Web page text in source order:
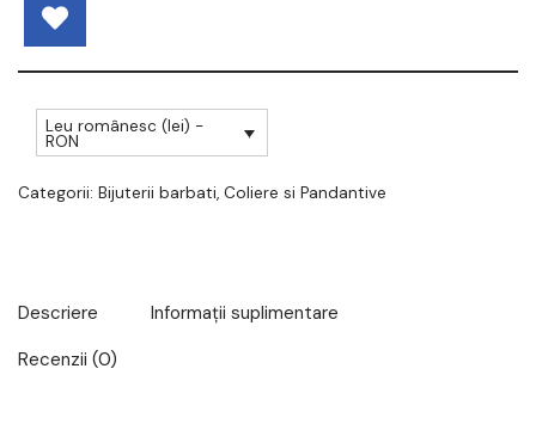
Leu românesc (lei) -
RON
Categorii: Bijuterii barbati, Coliere si Pandantive
Descriere
Informații suplimentare
Recenzii (0)